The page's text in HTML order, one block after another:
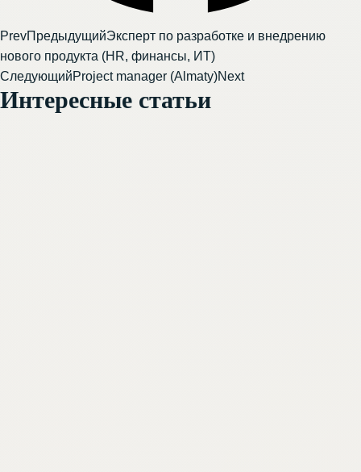
PrevПредыдущийЭксперт по разработке и внедрению
нового продукта (HR, финансы, ИТ)
СледующийProject manager (Almaty)Next
Интересные статьи